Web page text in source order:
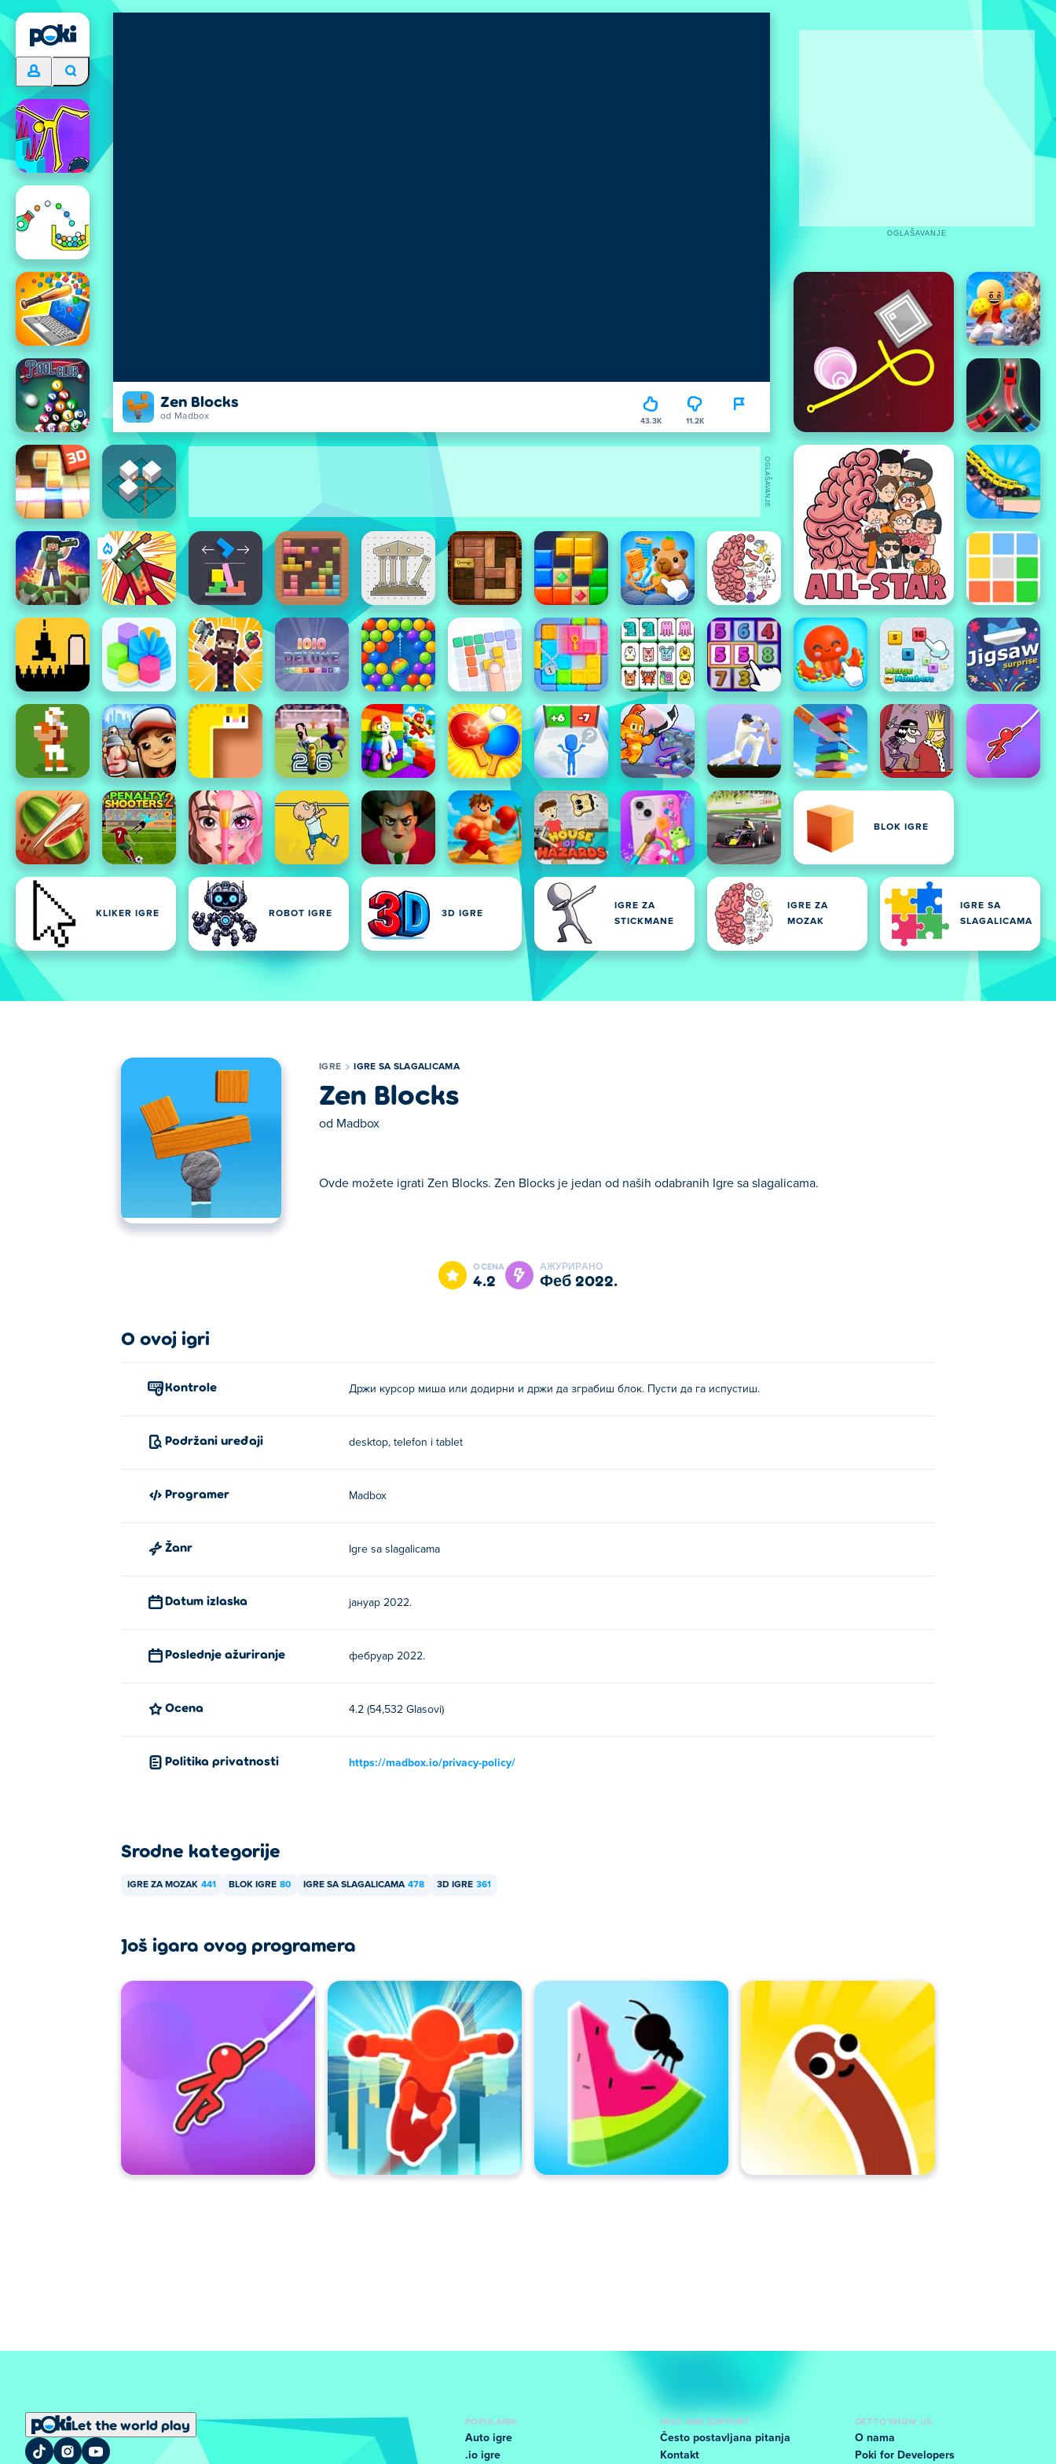
Zen Blocks
od Madbox 43.3K 11.2K
BLOK IGRE
KLIKER IGRE ROBOT IGRE 3D IGRE
IGRE ZA
STICKMANE
IGRE ZA
MOZAK
IGRE SA
SLAGALICAMA
OGLAŠAVANJE
OGLAŠAVANJE
IGRE IGRE SA SLAGALICAMA
Zen Blocks
od Madbox
Ovde možete igrati Zen Blocks. Zen Blocks je jedan od naših odabranih Igre sa slagalicama.
Ovde možete igrati Zen Blocks. Zen Blocks je jedan od naših odabranih Igre sa slagalicama.
OCENA
4.2
АЖУРИРАНО
феб 2022.
O ovoj igri
Kontrole Држи курсор миша или додирни и држи да зграбиш блок. Пусти да га испустиш.
Podržani uređaji desktop, telefon i tablet
Programer Madbox
Žanr Igre sa slagalicama
Datum izlaska јануар 2022.
Poslednje ažuriranje фебруар 2022.
Ocena 4.2 (54,532 Glasovi)
Politika privatnosti https://madbox.io/privacy-policy/
Srodne kategorije
IGRE ZA MOZAK 441 BLOK IGRE 80 IGRE SA SLAGALICAMA 478 3D IGRE 361
Još igara ovog programera
Let the world play
POPULARNI
Auto igre
.io igre
HELP AND SUPPORT
Često postavljana pitanja
Kontakt
GET TO KNOW US
O nama
Poki for Developers